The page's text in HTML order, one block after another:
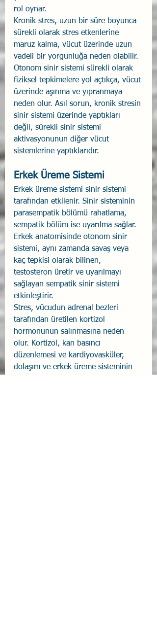
rol oynar.
Kronik stres, uzun bir süre boyunca
sürekli olarak stres etkenlerine
maruz kalma, vücut üzerinde uzun
vadeli bir yorgunluğa neden olabilir.
Otonom sinir sistemi sürekli olarak
fiziksel tepkimelere yol açtıkça, vücut
üzerinde aşınma ve yıpranmaya
neden olur. Asıl sorun, kronik stresin
sinir sistemi üzerinde yaptıkları
değil, sürekli sinir sistemi
aktivasyonunun diğer vücut
sistemlerine yaptıklarıdır.
Erkek Üreme Sistemi
Erkek üreme sistemi sinir sistemi
tarafından etkilenir. Sinir sisteminin
parasempatik bölümü rahatlama,
sempatik bölüm ise uyarılma sağlar.
Erkek anatomisinde otonom sinir
sistemi, aynı zamanda savaş veya
kaç tepkisi olarak bilinen,
testosteron üretir ve uyarılmayı
sağlayan sempatik sinir sistemi
etkinleştirir.
Stres, vücudun adrenal bezleri
tarafından üretilen kortizol
hormonunun salınmasına neden
olur. Kortizol, kan basıncı
düzenlemesi ve kardiyovasküler,
dolaşım ve erkek üreme sisteminin